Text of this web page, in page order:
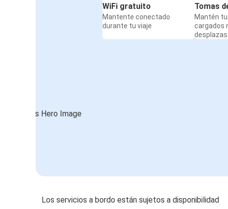
WiFi gratuito
Mantente conectado
durante tu viaje
Tomas
Mantén
cargados
desplazas
Los servicios a bordo están sujetos a disponibilidad